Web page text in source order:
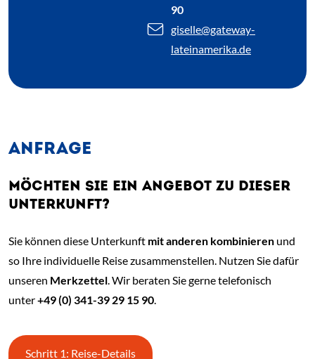
90
giselle@gateway-
lateinamerika.de
ANFRAGE
MÖCHTEN SIE EIN ANGEBOT ZU DIESER
UNTERKUNFT?
Sie können diese Unterkunft mit anderen kombinieren und
so Ihre individuelle Reise zusammenstellen. Nutzen Sie dafür
unseren Merkzettel. Wir beraten Sie gerne telefonisch
unter+49 (0) 341-39 29 15 90.
Schritt 1: Reise-Details